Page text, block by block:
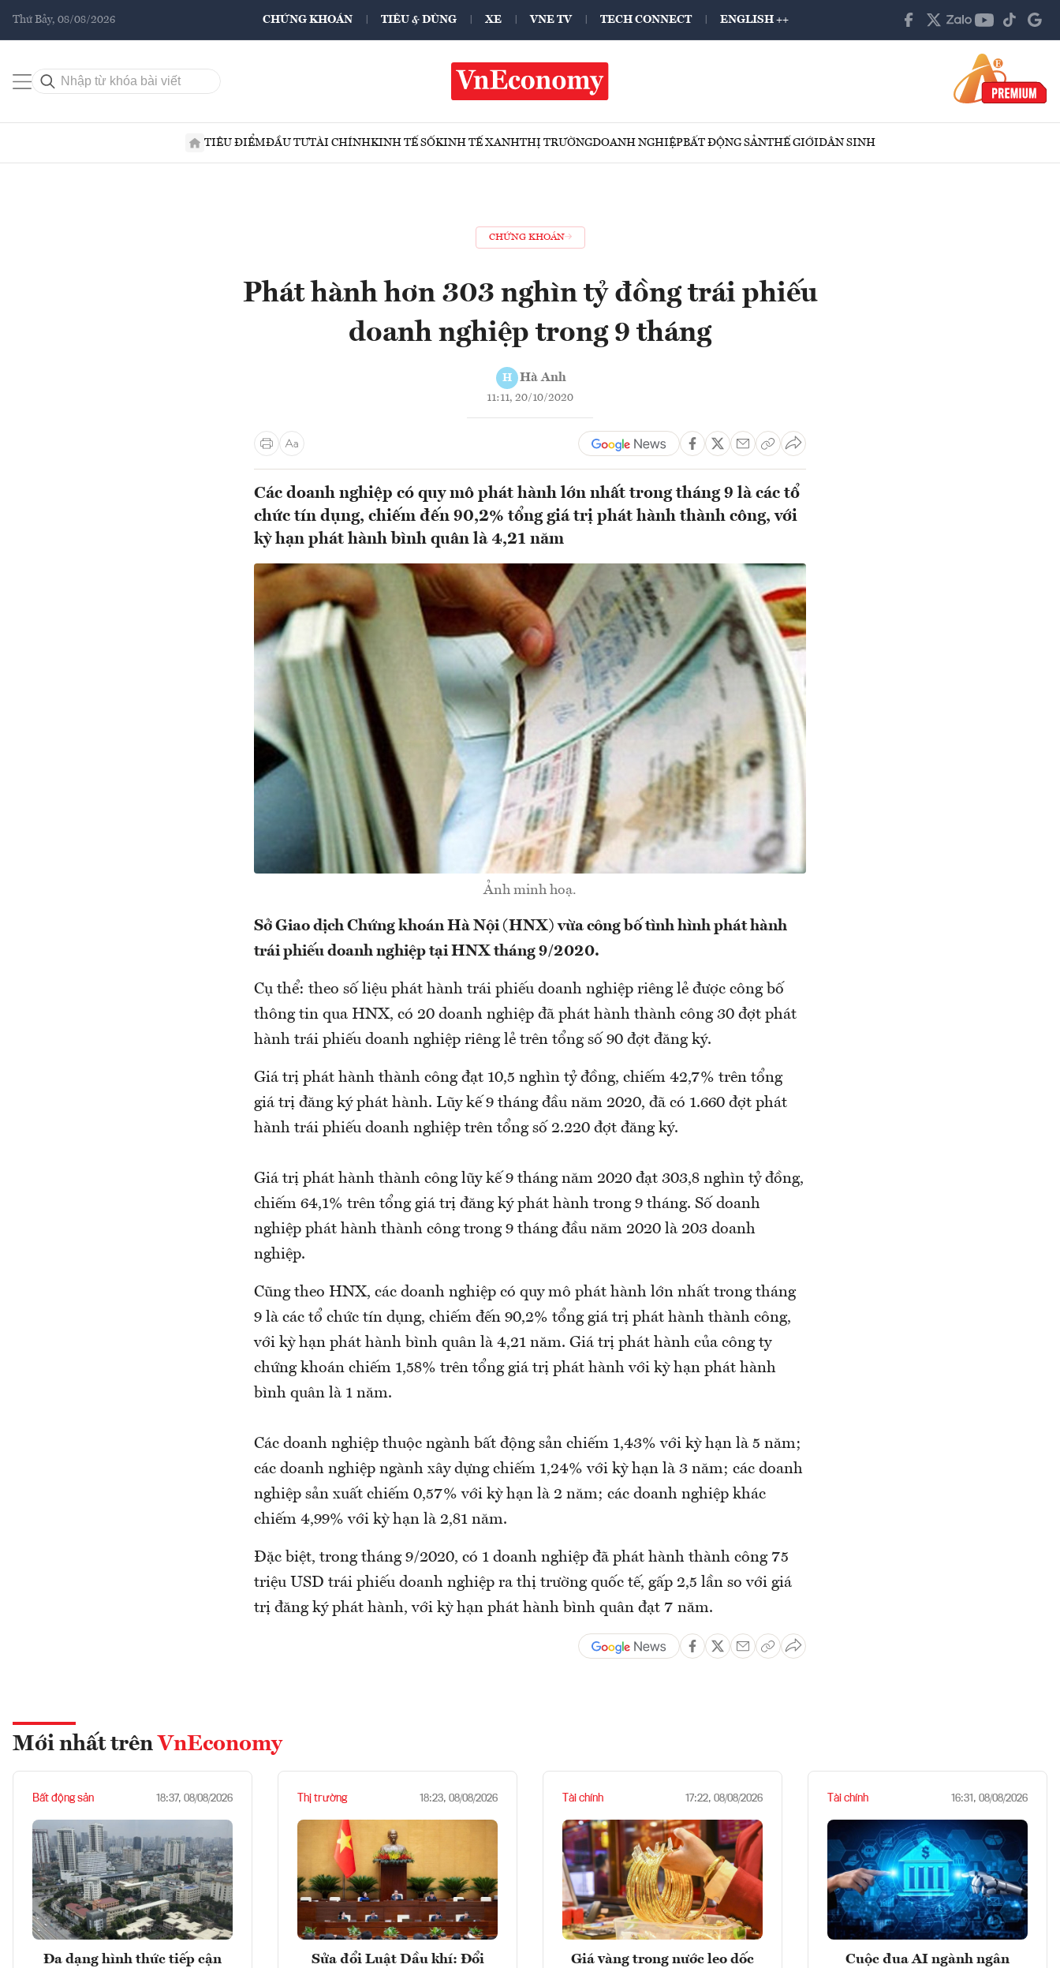
Thứ Bảy, 08/08/2026 CHỨNG KHOÁN TIÊU & DÙNG XE VNE TV TECH CONNECT ENGLISH ++
TIÊU ĐIỂMĐẦU TƯTÀI CHÍNHKINH TẾ SỐKINH TẾ XANHTHỊ TRƯỜNGDOANH NGHIỆPBẤT ĐỘNG SẢNTHẾ GIỚIDÂN SINH
CHỨNG KHOÁN
Phát hành hơn 303 nghìn tỷ đồng trái phiếu
doanh nghiệp trong 9 tháng
H Hà Anh
11:11, 20/10/2020
Các doanh nghiệp có quy mô phát hành lớn nhất trong tháng 9 là các tổ
chức tín dụng, chiếm đến 90,2% tổng giá trị phát hành thành công, với
kỳ hạn phát hành bình quân là 4,21 năm
Ảnh minh hoạ.
Sở Giao dịch Chứng khoán Hà Nội (HNX) vừa công bố tình hình phát hành
trái phiếu doanh nghiệp tại HNX tháng 9/2020.
Cụ thể: theo số liệu phát hành trái phiếu doanh nghiệp riêng lẻ được công bố
thông tin qua HNX, có 20 doanh nghiệp đã phát hành thành công 30 đợt phát
hành trái phiếu doanh nghiệp riêng lẻ trên tổng số 90 đợt đăng ký.
Giá trị phát hành thành công đạt 10,5 nghìn tỷ đồng, chiếm 42,7% trên tổng
giá trị đăng ký phát hành. Lũy kế 9 tháng đầu năm 2020, đã có 1.660 đợt phát
hành trái phiếu doanh nghiệp trên tổng số 2.220 đợt đăng ký.
Giá trị phát hành thành công lũy kế 9 tháng năm 2020 đạt 303,8 nghìn tỷ đồng,
chiếm 64,1% trên tổng giá trị đăng ký phát hành trong 9 tháng. Số doanh
nghiệp phát hành thành công trong 9 tháng đầu năm 2020 là 203 doanh
nghiệp.
Cũng theo HNX, các doanh nghiệp có quy mô phát hành lớn nhất trong tháng
9 là các tổ chức tín dụng, chiếm đến 90,2% tổng giá trị phát hành thành công,
với kỳ hạn phát hành bình quân là 4,21 năm. Giá trị phát hành của công ty
chứng khoán chiếm 1,58% trên tổng giá trị phát hành với kỳ hạn phát hành
bình quân là 1 năm.
Các doanh nghiệp thuộc ngành bất động sản chiếm 1,43% với kỳ hạn là 5 năm;
các doanh nghiệp ngành xây dựng chiếm 1,24% với kỳ hạn là 3 năm; các doanh
nghiệp sản xuất chiếm 0,57% với kỳ hạn là 2 năm; các doanh nghiệp khác
chiếm 4,99% với kỳ hạn là 2,81 năm.
Đặc biệt, trong tháng 9/2020, có 1 doanh nghiệp đã phát hành thành công 75
triệu USD trái phiếu doanh nghiệp ra thị trường quốc tế, gấp 2,5 lần so với giá
trị đăng ký phát hành, với kỳ hạn phát hành bình quân đạt 7 năm.
Mới nhất trên VnEconomy
Bất động sản 18:37, 08/08/2026
Đa dạng hình thức tiếp cận
Thị trường 18:23, 08/08/2026
Sửa đổi Luật Dầu khí: Đổi
Tài chính 17:22, 08/08/2026
Giá vàng trong nước leo dốc
Tài chính 16:31, 08/08/2026
Cuộc đua AI ngành ngân